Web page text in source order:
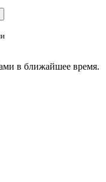
в ближайшее время.